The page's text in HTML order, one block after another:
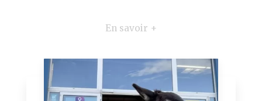
En savoir +